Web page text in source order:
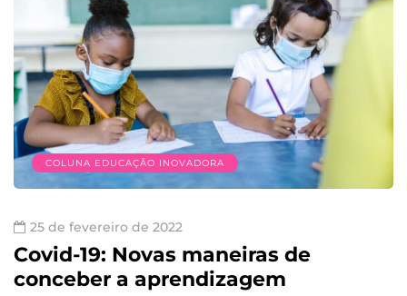
COLUNA EDUCAÇÃO INOVADORA
25 de fevereiro de 2022
Covid-19: Novas maneiras de
conceber a aprendizagem